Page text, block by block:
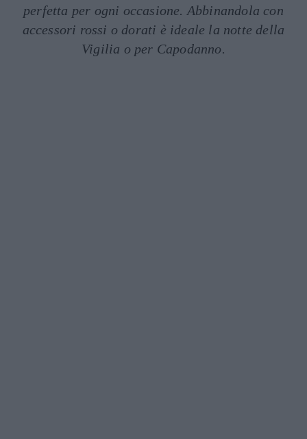
perfetta per ogni occasione. Abbinandola con
accessori rossi o dorati è ideale la notte della
Vigilia o per Capodanno.